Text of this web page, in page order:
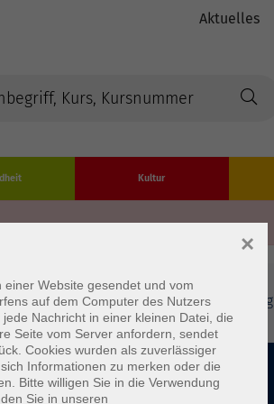
Aktuelles
Kultur
AGB/Widerrufsbelehrung
Website gesendet und vom
auf dem Computer des Nutzers
Nachricht in einer kleinen Datei, die
Seite vom Server anfordern, sendet
Cookies wurden als zuverlässiger
Informationen zu merken oder die
Bitte willigen Sie in die Verwendung
Sie in unseren
×